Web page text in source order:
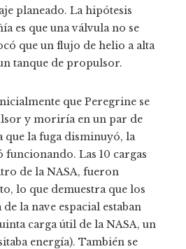
planeado. La hipótesis
es que una válvula no se
que un flujo de helio a alta
tanque de propulsor.
que Peregrine se
y moriría en un par de
que la fuga disminuyó, la
funcionando. Las 10 cargas
de la NASA, fueron
lo que demuestra que los
la nave espacial estaban
carga útil de la NASA, un
energía). También se